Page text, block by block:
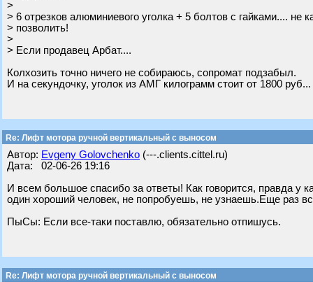
>
> 6 отрезков алюминиевого уголка + 5 болтов с гайками.... не
> позволить!
>
> Если продавец Арбат....
Колхозить точно ничего не собираюсь, сопромат подзабыл.
И на секундочку, уголок из АМГ килограмм стоит от 1800 руб...
Re: Лифт мотора ручной вертикальный с выносом
Автор: Evgeny Golovchenko (---.clients.cittel.ru)
Дата: 02-06-26 19:16
И всем большое спасибо за ответы! Как говорится, правда у
один хороший человек, не попробуешь, не узнаешь.Еще раз
ПыСы: Если все-таки поставлю, обязательно отпишусь.
Re: Лифт мотора ручной вертикальный с выносом